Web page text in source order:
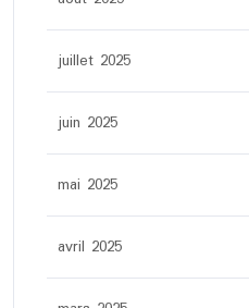
juillet 2025
juin 2025
mai 2025
avril 2025